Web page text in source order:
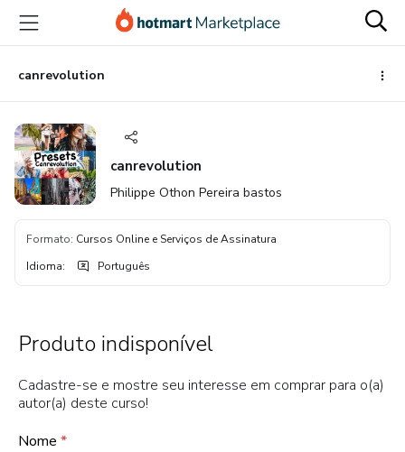
para
conteúdo
principal
para
pagamento
para
rodapé
canrevolution
canrevolution
Philippe Othon Pereira bastos
Formato: Cursos Online e Serviços de Assinatura
Idioma: Português
Produto indisponível
Cadastre-se e mostre seu interesse em comprar para o(a)
autor(a) deste curso!
Nome *